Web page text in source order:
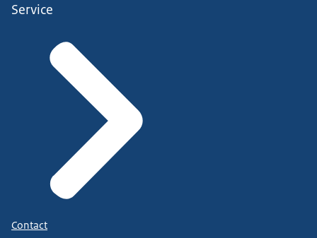
Service
Contact